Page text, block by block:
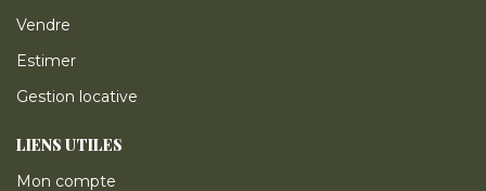
Vendre
Estimer
Gestion locative
LIENS UTILES
Mon compte